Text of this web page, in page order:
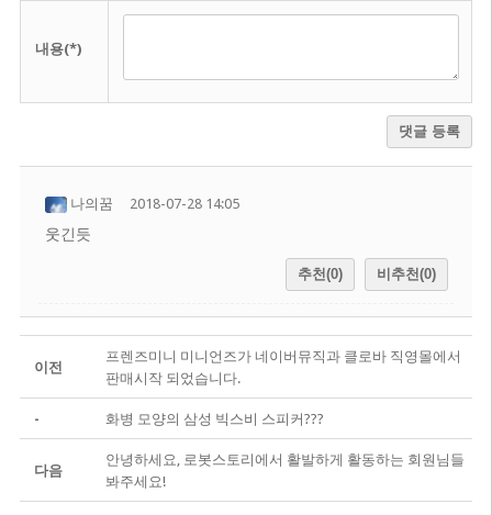
내용(*)
댓글 등록
나의꿈 2018-07-28 14:05
웃긴듯
추천(0) 비추천(0)
이전
프렌즈미니 미니언즈가 네이버뮤직과 클로바 직영몰에서
판매시작 되었습니다.
- 화병 모양의 삼성 빅스비 스피커???
다음
안녕하세요, 로봇스토리에서 활발하게 활동하는 회원님들
봐주세요!